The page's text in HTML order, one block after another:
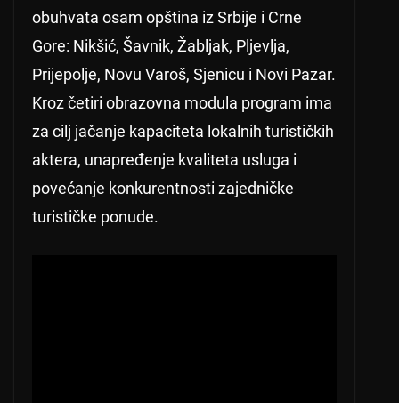
obuhvata osam opština iz Srbije i Crne
Gore: Nikšić, Šavnik, Žabljak, Pljevlja,
Prijepolje, Novu Varoš, Sjenicu i Novi Pazar.
Kroz četiri obrazovna modula program ima
za cilj jačanje kapaciteta lokalnih turističkih
aktera, unapređenje kvaliteta usluga i
povećanje konkurentnosti zajedničke
turističke ponude.